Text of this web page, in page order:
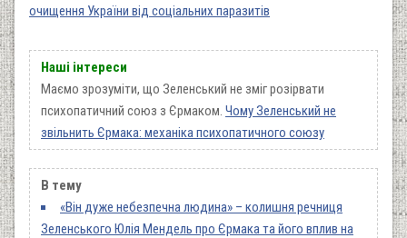
очищення України від соціальних паразитів
Наші інтереси
Маємо зрозуміти, що Зеленський не зміг розірвати
психопатичний союз з Єрмаком. Чому Зеленський не
звільнить Єрмака: механіка психопатичного союзу
В тему
«Він дуже небезпечна людина» – колишня речниця
Зеленського Юлія Мендель про Єрмака та його вплив на